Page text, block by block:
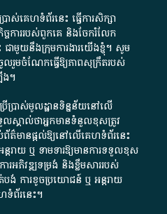
ស់គេហទំព័រនេះ ធ្វើការសិក្សា
ច្ចការ​របស់ពួកគេ និងចែករំលែក
ជាមួយនឹងក្រុមការងារយើងខ្ញុំ។ សូម
លរួមចំណែកធ្វើឱ្យភាពសុក្រឹតរបស់
ង។
ប្រាស់មូលដ្ឋានទិន្នន័យនៅលើ
ស្គាល់ថាអ្នកមានទំនួលខុសត្រូវ
ព័ត៌មានផ្តល់ឱ្យនៅលើគេហទំព័រនេះ
រាយ ឬ ទាមទារ​ឱ្យមានការទទួលខុស​
រអភិវឌ្ឍទម្រង់ និងខ្លឹមសាររបស់
បង់ ការខូចប្រយោជន៍ ឬ អន្តរាយ
ទំព័រនេះ។